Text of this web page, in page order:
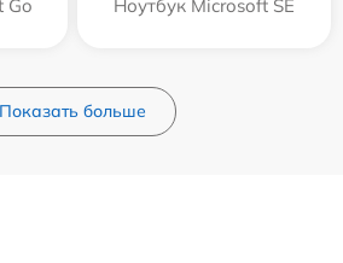
Go Ноутбук Microsoft SE
Показать больше